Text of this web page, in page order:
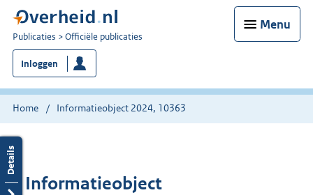
Menu
U
bent
nu
hier:
Publicaties Officiële publicaties
Inloggen
Home Informatieobject 2024, 10363
Informatieobject